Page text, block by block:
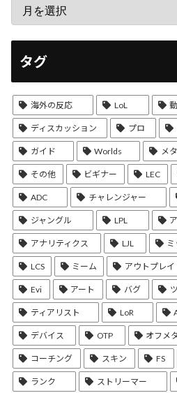
タグ
海外の反応 LoL
ディスカッション プロ
ガイド Worlds メタ
その他 ビギナー LEC
ADC チャレンジャー
ジャングル LPL
アナリティクス LJL
LCS ミーム アウトプレイ
Evi アート バグ
ティアリスト LoR
デバイス OTP オフメ
コーチング スキン FS
ランク ストリーマー